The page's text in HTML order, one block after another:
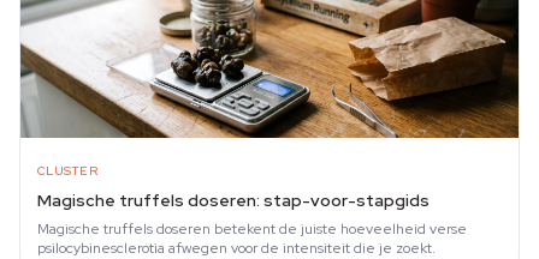
CLUSTER
Magische truffels doseren: stap-voor-stapgids
Magische truffels doseren betekent de juiste hoeveelheid verse
psilocybinesclerotia afwegen voor de intensiteit die je zoekt.